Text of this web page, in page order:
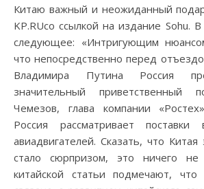
Китаю важный и неожиданный
KP.RUсо ссылкой на издание Sohu. В
следующее: «Интригующим
что непосредственно перед
Владимира Путина Россия
значительный приветственный
Чемезов, глава компании
Россия рассматривает
авиадвигателей. Сказать, что
стало сюрпризом, это ничего не
китайской статьи подмечают, что